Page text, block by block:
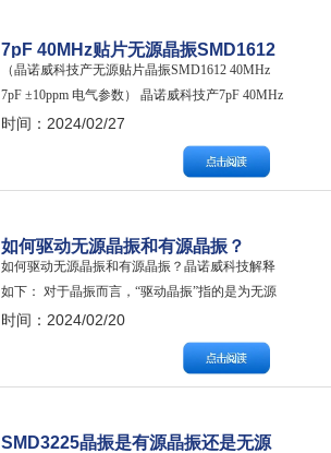
7pF 40MHz贴片无源晶振SMD1612
规格及使用说明
（晶诺威科技产无源贴片晶振SMD1612 40MHz
7pF ±10ppm 电气参数） 晶诺威科技产7pF 40MHz
贴片无源晶振SMD1612规格及使用说明如下：
NOMINAL FREQUENCY标称频率：40.000000
MHz HOLDER TYPE封装类型：SMD1612 GNW
P/N…
时间：2024/02/27
如何驱动无源晶振和有源晶振？
如何驱动无源晶振和有源晶振？晶诺威科技解释
如下： 对于晶振而言，“驱动晶振”指的是为无源
晶振（Crystal）提供正确的激励功率（Driver
Level）或对有源晶振（Oscillator）提供额定的电
源电压（Vdd），使其在规定的频率和振幅范围内
工作。 无源晶振的驱动方式 一般情况下，无源晶
时间：2024/02/20
SMD3225晶振是有源晶振还是无源